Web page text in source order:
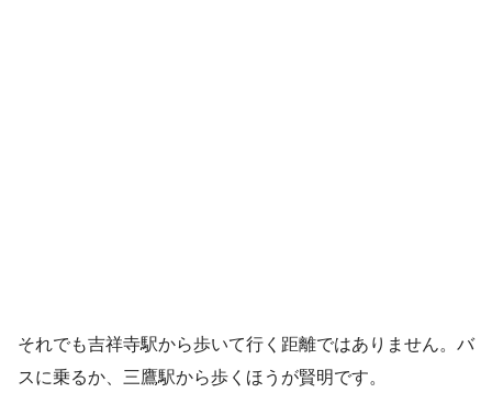
それでも吉祥寺駅から歩いて行く距離ではありません。バ
スに乗るか、三鷹駅から歩くほうが賢明です。